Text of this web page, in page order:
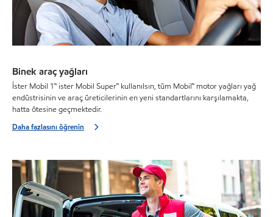
Binek araç yağları
İster Mobil 1™ ister Mobil Super™ kullanılsın, tüm Mobil™ motor yağları yağ
endüstrisinin ve araç üreticilerinin en yeni standartlarını karşılamakta,
hatta ötesine geçmektedir.
Daha fazlasını öğrenin